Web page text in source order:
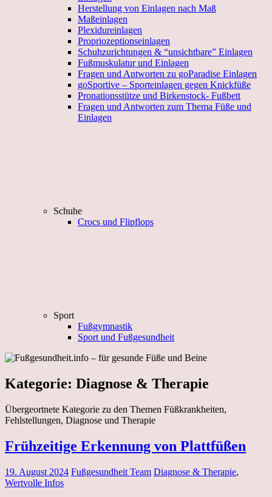
Herstellung von Einlagen nach Maß
Maßeinlagen
Plexidureinlagen
Propriozeptionseinlagen
Schuhzurichtungen & “unsichtbare” Einlagen
Fußmuskulatur und Einlagen
Fragen und Antworten zu goParadise Einlagen
goSportive – Sporteinlagen gegen Knickfüße
Pronationsstütze und Birkenstock- Fußbett
Fragen und Antworten zum Thema Füße und
Einlagen
Schuhe
Crocs und Flipflops
Sport
Fußgymnastik
Sport und Fußgesundheit
Kategorie: Diagnose & Therapie
Übergeortnete Kategorie zu den Themen Füßkrankheiten,
Fehlstellungen, Diagnose und Therapie
Frühzeitige Erkennung von Plattfüßen
19. August 2024 Fußgesundheit Team Diagnose & Therapie,
Wertvolle Infos